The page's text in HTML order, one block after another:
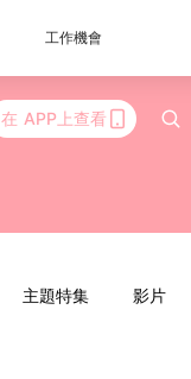
工作機會
在 APP上查看
主題特集 影片